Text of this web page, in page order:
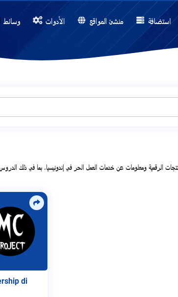
وسائط الأدوات منشئ المواقع استضافة
di